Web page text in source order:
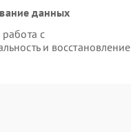
данных
с
и восстановление